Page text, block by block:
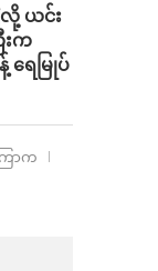
လို့ ယင်း
းက
ရေမြုပ်
ြာက